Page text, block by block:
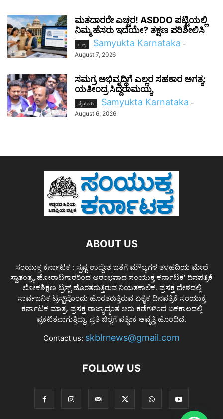
ಮತದಾರರೇ ಎಚ್ಚರ! ASDDO ಪಟ್ಟಿಯಲ್ಲಿ
ನಿಮ್ಮ ಹೆಸರು ಇದೆಯೇ? ತಕ್ಷಣ ಪರಿಶೀಲಿಸಿ
ರಾಜ್ಯ Samyukta Karnataka -
August 7, 2026
ಸಮಗ್ರ ಅಭಿವೃದ್ಧಿಗೆ ಎಲ್ಲರ ಸಹಕಾರ ಅಗತ್ಯ:
ಯತೀಂದ್ರ ಸಿದ್ದರಾಮಯ್ಯ
ಮೈಸೂರು Samyukta Karnataka -
August 6, 2026
ABOUT US
ಸಂಯುಕ್ತ ಕರ್ನಾಟಕ : ಸ್ಪಷ್ಟ ಉದ್ದೇಶ ಜತೆಗೆ ಮೌಲ್ಯಗಳ ತಳಹದಿಯ ಮೇಲೆ
ಸ್ವಾತಂತ್ರ್ಯ ಹೋರಾಟಗಾರರಿಂದ ಆರಂಭವಾದ ಸಂಯುಕ್ತ ಕರ್ನಾಟಕ' ದಿನಪತ್ರಿಕೆ
ಲೋಕಶಿಕ್ಷಣ ಟ್ರಸ್ಟ್ ಹೊರತರುತ್ತಿರುವ ನಿಯತಕಾಲಿಕ. ಪ್ರಸಕ್ತ ದೇಶದಲ್ಲಿ
ಸಾರ್ವಜನಿಕ ಟ್ರಸ್ಟ್‌ವೊಂದು ಹೊರತರುತ್ತಿರುವ ಏಕೈಕ ದಿನಪತ್ರಿಕೆ ಸಂಯುಕ್ತ
ಕರ್ನಾಟಕ ಮಾತ್ರ. ಪ್ರಸಕ್ತ ರಾಜ್ಯಾದ್ಯಂತ ಆರು ಕಡೆಗಳಿಂದ ಏಕಕಾಲದಲ್ಲಿ
ಪ್ರಕಟಿತವಾಗುತ್ತಿದ್ದು, ಪ್ರತಿ ಜಿಲ್ಲೆಗೆ ಪತ್ಯೇಕ ಆವೃತ್ತಿ ಹೊಂದಿದೆ.
Contact us: skblrnews@gmail.com
FOLLOW US